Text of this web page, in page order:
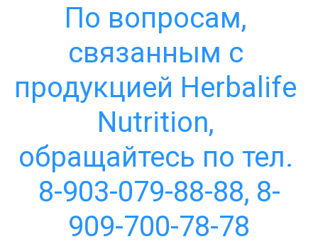
По вопросам,
связанным с
продукцией Herbalife
Nutrition,
обращайтесь по тел.
8-903-079-88-88, 8-
909-700-78-78